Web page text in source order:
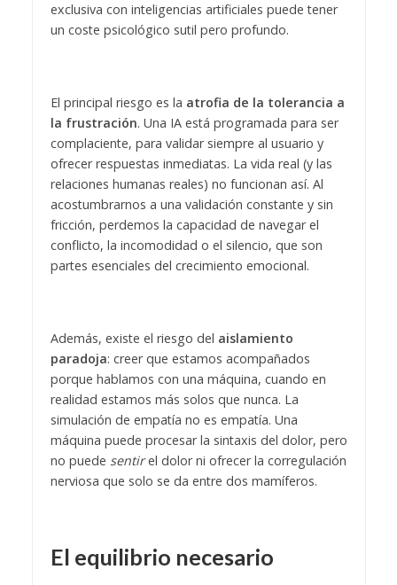
exclusiva con inteligencias artificiales puede tener
un coste psicológico sutil pero profundo.
El principal riesgo es la atrofia de la tolerancia a
la frustración. Una IA está programada para ser
complaciente, para validar siempre al usuario y
ofrecer respuestas inmediatas. La vida real (y las
relaciones humanas reales) no funcionan así. Al
acostumbrarnos a una validación constante y sin
fricción, perdemos la capacidad de navegar el
conflicto, la incomodidad o el silencio, que son
partes esenciales del crecimiento emocional.
Además, existe el riesgo del aislamiento
paradoja: creer que estamos acompañados
porque hablamos con una máquina, cuando en
realidad estamos más solos que nunca. La
simulación de empatía no es empatía. Una
máquina puede procesar la sintaxis del dolor, pero
no puede sentirel dolor ni ofrecer la corregulación
nerviosa que solo se da entre dos mamíferos.
El equilibrio necesario